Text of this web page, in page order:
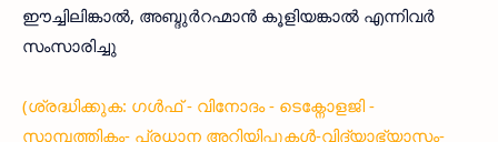
ഈച്ചിലിങ്കാല്‍, അബ്ദുര്‍റഹ്മാന്‍ കൂളിയങ്കാല്‍ എന്നിവര്‍
സംസാരിച്ചു
(ശ്രദ്ധിക്കുക: ഗൾഫ് - വിനോദം - ടെക്നോളജി -
സാമ്പത്തികം- പ്രധാന അറിയിപ്പുകൾ-വിദ്യാഭ്യാസം-